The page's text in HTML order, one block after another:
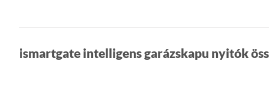
ismartgate intelligens garázskapu nyitók